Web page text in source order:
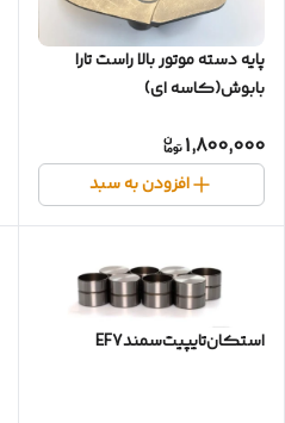
پایه دسته موتور بالا راست تارا
بابوش(کاسه ای)
1,800,000
افزودن به سبد
استکان‌تایپیت‌سمندEF7